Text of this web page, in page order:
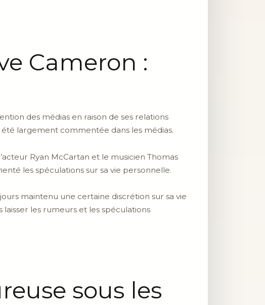
Cameron :
des médias en raison de ses relations
largement commentée dans les médias.
Ryan McCartan et le musicien Thomas
les spéculations sur sa vie personnelle.
maintenu une certaine discrétion sur sa vie
les rumeurs et les spéculations
sous les